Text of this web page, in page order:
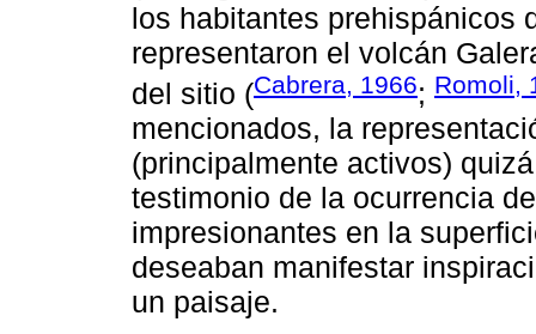
los habitantes prehispánicos
representaron el volcán
del sitio (Cabrera, 1966; Romoli,
mencionados, la
(principalmente activos)
testimonio de la ocurrencia
impresionantes en la
deseaban manifestar
un paisaje.